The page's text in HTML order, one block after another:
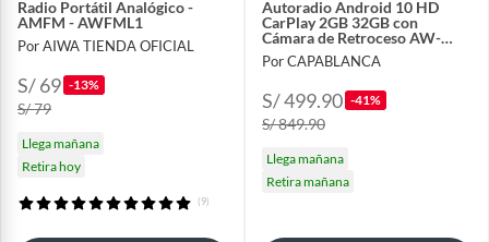
Radio Portátil Analógico -
AMFM - AWFML1
Por AIWA TIENDA OFICIAL
S/ 69 -13%
S/ 79
Llega mañana
Retira hoy
(9)
Autoradio Android 10 HD
CarPlay 2GB 32GB con
Cámara de Retroceso AW-
A1000BS Auto Radio
Por CAPABLANCA
S/ 499.90 -41%
S/ 849.90
Llega mañana
Retira mañana